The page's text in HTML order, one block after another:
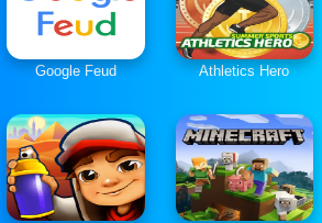
Google Feud Athletics Hero